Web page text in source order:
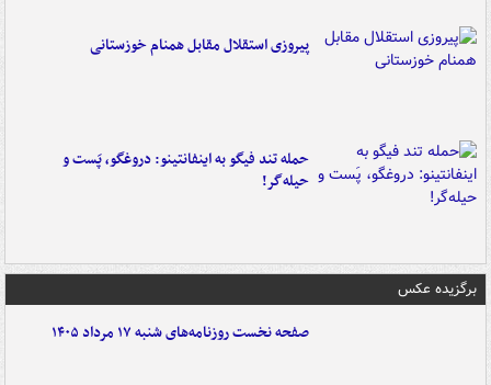
پیروزی استقلال مقابل همنام خوزستانی
حمله تند فیگو به اینفانتینو: دروغگو، پَست‌ و
حیله‌گر!
برگزیده عکس
صفحه نخست روزنامه‌های شنبه ۱۷ مرداد ۱۴۰۵